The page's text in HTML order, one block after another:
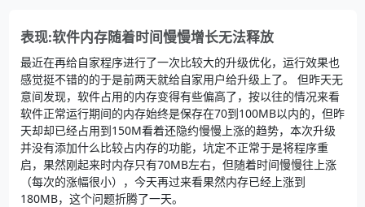
表现:软件内存随着时间慢慢增长无法释放
最近在再给自家程序进行了一次比较大的升级优化，运行效果也
感觉挺不错的的于是前两天就给自家用户给升级上了。 但昨天无
意间发现，软件占用的内存变得有些偏高了，按以往的情况来看
软件正常运行期间的内存始终是保存在70到100MB以内的，但昨
天却却已经占用到150M看着还隐约慢慢上涨的趋势，本次升级
并没有添加什么比较占内存的功能，坑定不正常于是将程序重
启，果然刚起来时内存只有70MB左右，但随着时间慢慢往上涨
（每次的涨幅很小），今天再过来看果然内存已经上涨到
180MB，这个问题折腾了一天。